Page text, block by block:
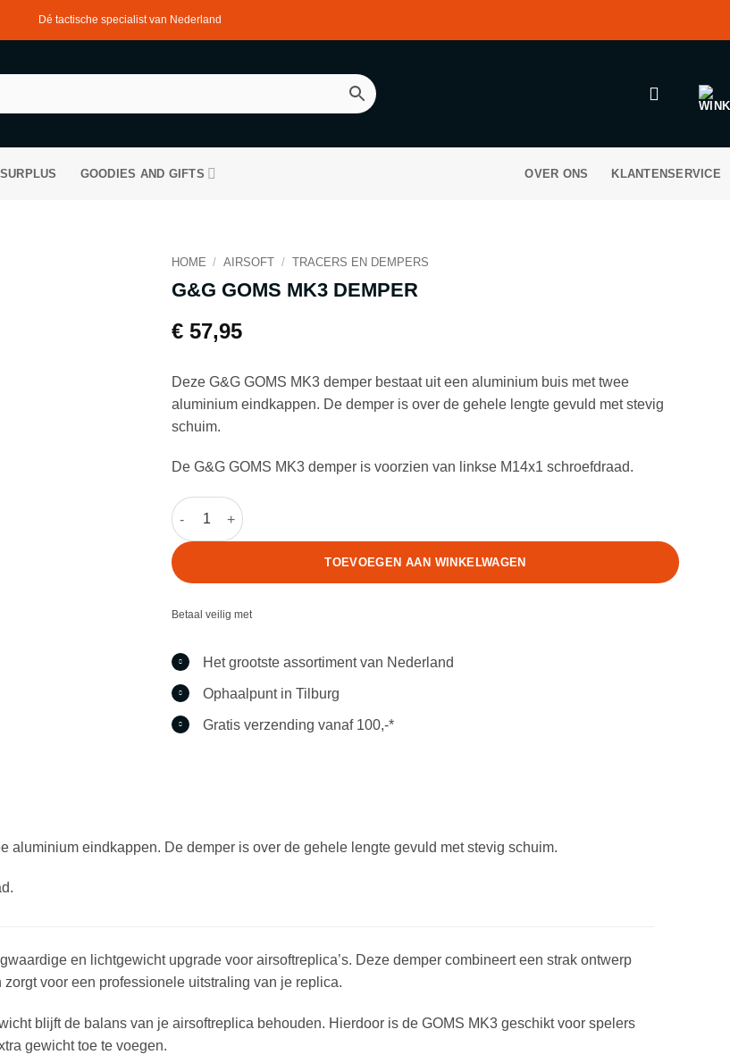
Dé tactische specialist van Nederland
SURPLUS GOODIES AND GIFTS OVER ONS KLANTENSERVICE
HOME / AIRSOFT / TRACERS EN DEMPERS
G&G GOMS MK3 DEMPER
€57,95
Deze G&G GOMS MK3 demper bestaat uit een aluminium buis met twee
aluminium eindkappen. De demper is over de gehele lengte gevuld met stevig
schuim.
De G&G GOMS MK3 demper is voorzien van linkse M14x1 schroefdraad.
G&G GOMS MK3 Demper aantal
TOEVOEGEN AAN WINKELWAGEN
Betaal veilig met
Het grootste assortiment van Nederland
Ophaalpunt in Tilburg
Gratis verzending vanaf 100,-*
aluminium eindkappen. De demper is over de gehele lengte gevuld met stevig schuim.
en lichtgewicht upgrade voor airsoftreplica’s. Deze demper combineert een strak ontwerp
voor een professionele uitstraling van je replica.
blijft de balans van je airsoftreplica behouden. Hierdoor is de GOMS MK3 geschikt voor spelers
gewicht toe te voegen.